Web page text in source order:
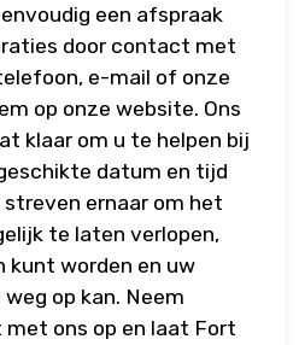
een afspraak
door contact met
e-mail of onze
op onze website. Ons
klaar om u te helpen bij
datum en tijd
streven ernaar om het
te laten verlopen,
kunt worden en uw
op kan. Neem
ons op en laat Fort